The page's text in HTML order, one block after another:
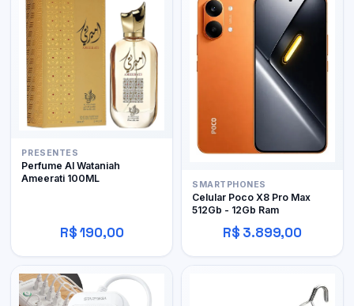
PRESENTES
Perfume Al Wataniah
Ameerati 100ML
R$ 190,00
SMARTPHONES
Celular Poco X8 Pro Max
512Gb - 12Gb Ram
R$ 3.899,00